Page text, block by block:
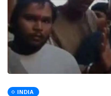
INDIA